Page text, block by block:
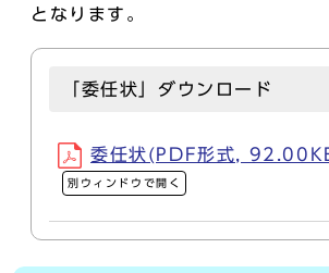
となります。
「委任状」ダウンロード
委任状(PDF形式,
別ウィンドウで開く